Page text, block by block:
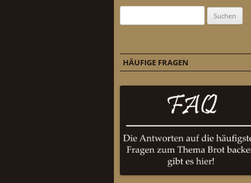
HÄUFIGE FRAGEN